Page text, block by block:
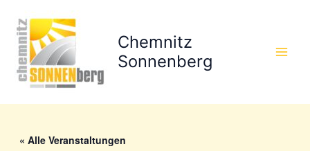
Inhalt
springen
Chemnitz
Sonnenberg
« Alle Veranstaltungen